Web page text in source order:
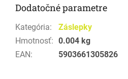
Dodatočné parametre
Kategória:
Záslepky
Hmotnosť: 0.004 kg
EAN: 5903661305826